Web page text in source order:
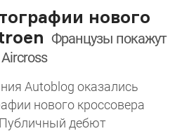
нового
Французы покажут
Autoblog оказались
нового кроссовера
дебют